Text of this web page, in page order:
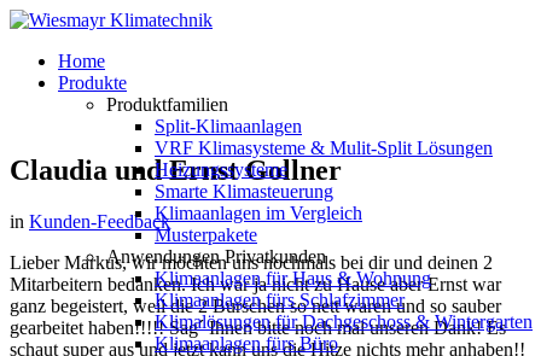
Home
Produkte
Produktfamilien
Split-Klimaanlagen
VRF Klimasysteme & Mulit-Split Lösungen
Heizungssysteme
Smarte Klimasteuerung
Klimaanlagen im Vergleich
Musterpakete
Anwendungen Privatkunden
Klimaanlagen für Haus & Wohnung
Klimaanlagen fürs Schlafzimmer
Klimalösungen für Dachgeschoss & Wintergarten
Klimaanlagen fürs Büro
Claudia und Ernst Gollner
in Kunden-Feedback
Lieber Markus, wir möchten uns nochmals bei dir und deinen 2
Mitarbeitern bedanken. Ich war ja nicht zu Hause aber Ernst war
ganz begeistert, weil die 2 Burschen so nett waren und so sauber
gearbeitet haben!!!!! Sag´ Ihnen bitte noch mal unseren Dank! Es
schaut super aus und jetzt kann uns die Hitze nichts mehr anhaben!!